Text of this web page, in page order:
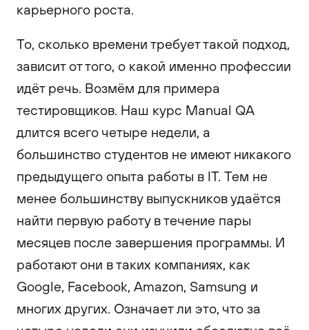
карьерного роста.
То, сколько времени требует такой подход,
зависит от того, о какой именно профессии
идёт речь. Возмём для примера
тестировщиков. Наш курс Manual QA
длится всего четыре недели, а
большинство студентов не имеют никакого
предыдущего опыта работы в IT. Тем не
менее большинству выпускников удаётся
найти первую работу в течение пары
месяцев после завершения программы. И
работают они в таких компаниях, как
Google, Facebook, Amazon, Samsung и
многих других. Означает ли это, что за